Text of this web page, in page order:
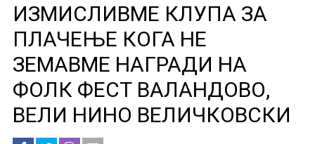
ИЗМИСЛИВМЕ КЛУПА ЗА
ПЛАЧЕЊЕ КОГА НЕ
ЗЕМАВМЕ НАГРАДИ НА
ФОЛК ФЕСТ ВАЛАНДОВО,
ВЕЛИ НИНО ВЕЛИЧКОВСКИ